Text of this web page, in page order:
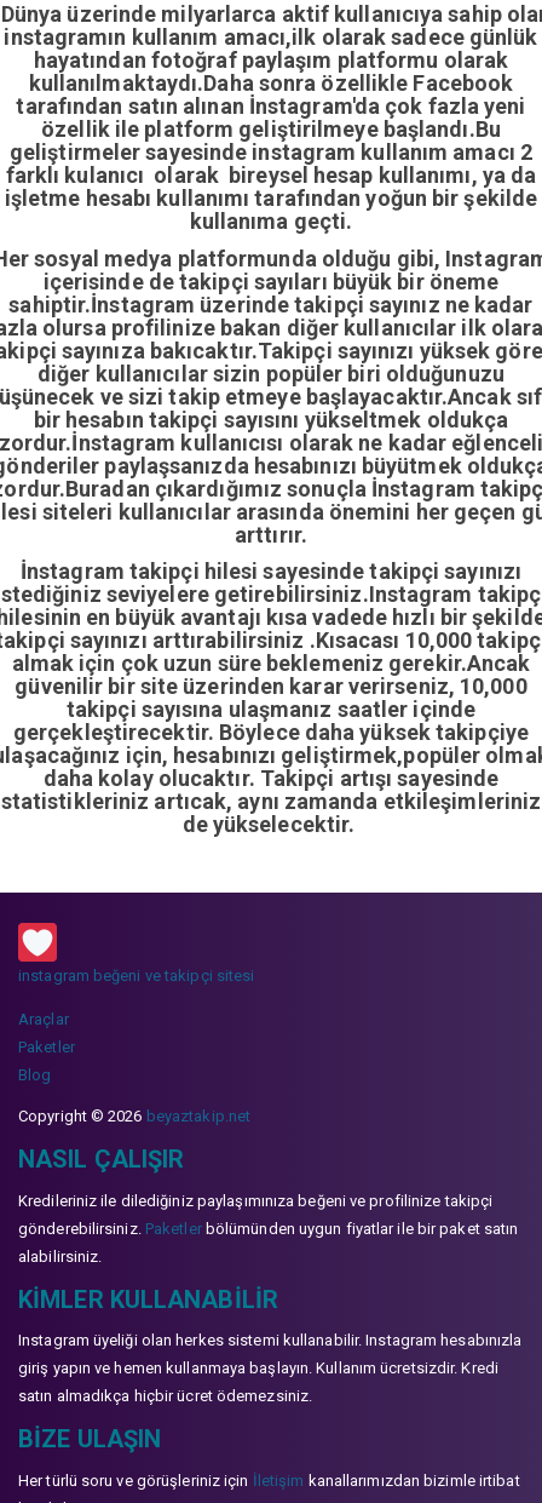
üzerinde milyarlarca aktif kullanıcıya sahip
instagramın kullanım amacı,ilk olarak sadece günlük
hayatından fotoğraf paylaşım platformu olarak
kullanılmaktaydı.Daha sonra özellikle Facebook
tarafından satın alınan İnstagram'da çok fazla yeni
özellik ile platform geliştirilmeye başlandı.Bu
geliştirmeler sayesinde instagram kullanım amacı 2
farklı kulanıcı olarak bireysel hesap kullanımı, ya da
işletme hesabı kullanımı tarafından yoğun bir şekilde
kullanıma geçti.
sosyal medya platformunda olduğu gibi,
içerisinde de takipçi sayıları büyük bir öneme
sahiptir.İnstagram üzerinde takipçi sayınız ne kadar
olursa profilinize bakan diğer kullanıcılar ilk
sayınıza bakıcaktır.Takipçi sayınızı yüksek
diğer kullanıcılar sizin popüler biri olduğunuzu
ve sizi takip etmeye başlayacaktır.Ancak
bir hesabın takipçi sayısını yükseltmek oldukça
kullanıcısı olarak ne kadar
paylaşsanızda hesabınızı büyütmek
çıkardığımız sonuçla İnstagram
siteleri kullanıcılar arasında önemini her geçen
arttırır.
İnstagram takipçi hilesi sayesinde takipçi sayınızı
seviyelere getirebilirsiniz.Instagram
en büyük avantajı kısa vadede hızlı bir
sayınızı arttırabilirsiniz .Kısacası 10,000
almak için çok uzun süre beklemeniz gerekir.Ancak
güvenilir bir site üzerinden karar verirseniz, 10,000
takipçi sayısına ulaşmanız saatler içinde
gerçekleştirecektir. Böylece daha yüksek takipçiye
için, hesabınızı geliştirmek,popüler
daha kolay olucaktır. Takipçi artışı sayesinde
artıcak, aynı zamanda
de yükselecektir.
instagram beğeni ve takipçi sitesi
Araçlar
Paketler
Blog
Copyright © 2026 beyaztakip.net
NASIL ÇALIŞIR
Kredileriniz ile dilediğiniz paylaşımınıza beğeni ve profilinize takipçi
gönderebilirsiniz. Paketlerbölümünden uygun fiyatlar ile bir paket satın
alabilirsiniz.
KIMLER KULLANABILIR
Instagram üyeliği olan herkes sistemi kullanabilir. Instagram hesabınızla
giriş yapın ve hemen kullanmaya başlayın. Kullanım ücretsizdir. Kredi
satın almadıkça hiçbir ücret ödemezsiniz.
BIZE ULAŞIN
Her türlü soru ve görüşleriniz için İletişim kanallarımızdan bizimle irtibat